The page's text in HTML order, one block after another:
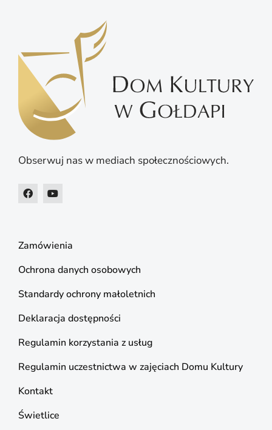
Obserwuj nas w mediach społecznościowych.
Zamówienia
Ochrona danych osobowych
Standardy ochrony małoletnich
Deklaracja dostępności
Regulamin korzystania z usług
Regulamin uczestnictwa w zajęciach Domu Kultury
Kontakt
Świetlice